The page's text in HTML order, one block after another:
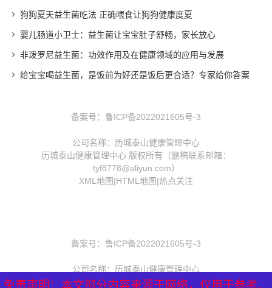
狗狗夏天益生菌吃法 正确喂食让狗狗健康度夏
婴儿肠道小卫士：益生菌让宝宝肚子舒畅，家长放心
非泼罗尼益生菌：功效作用及在健康领域的应用与发展
给宝宝喝益生菌，是饭前为好还是饭后更合适？专家给你答案
备案号： 鲁ICP备2022021605号-3
公司名称：历城泰山健康管理中心
历城泰山健康管理中心 版权所有（删稿联系邮箱：
tyf8778@aliyun.com）
XML地图|HTML地图|热点关注
免责声明：本文部分内容来源于网络，仅用于参考、
免责声明：本文部分内容来源于网络，仅用于参考、
备案号： 鲁ICP备2022021605号-3
公司名称：历城泰山健康管理中心
历城泰山健康管理中心 版权所有（删稿联系邮箱：
免责声明：本文部分内容来源于网络，仅用于参考、